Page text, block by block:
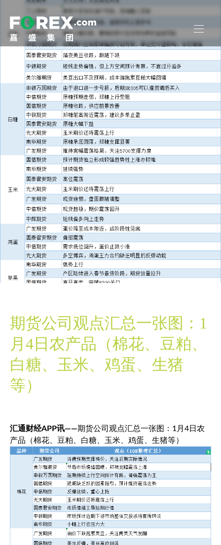
期货公司观点汇总一张图：1
月4日农产品（棉花、豆粕、
白糖、玉米、鸡蛋、生猪
等）
汇通财经APP讯——期货公司观点汇总一张图：1月4日农
产品（棉花、豆粕、白糖、玉米、鸡蛋、生猪等）